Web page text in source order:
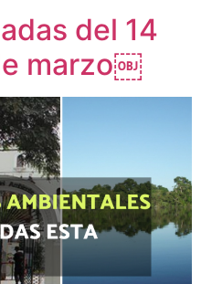
del 14
marzo￼